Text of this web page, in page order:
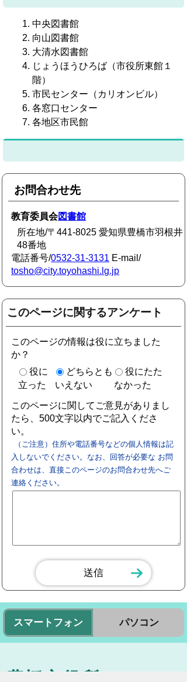
中央図書館
向山図書館
大清水図書館
じょうほうひろば（市役所東館１
階）
市民センター（カリオンビル）
各窓口センター
各地区市民館
お問合わせ先
教育委員会図書館
所在地/〒441-8025 愛知県豊橋市羽根井
48番地
電話番号/0532-31-3131 E-mail/
tosho@city.toyohashi.lg.jp
このページに関するアンケート
このページの情報は役に立ちました
か？
役に
立った
どちらとも
いえない
役にたた
なかった
このページに関してご意見がありまし
たら、500文字以内でご記入くださ
い。
（ご注意）住所や電話番号などの個人情報は記
入しないでください。なお、回答が必要な お問
合わせは、直接このページのお問合わせ先へご
連絡ください。
スマートフォン パソコン